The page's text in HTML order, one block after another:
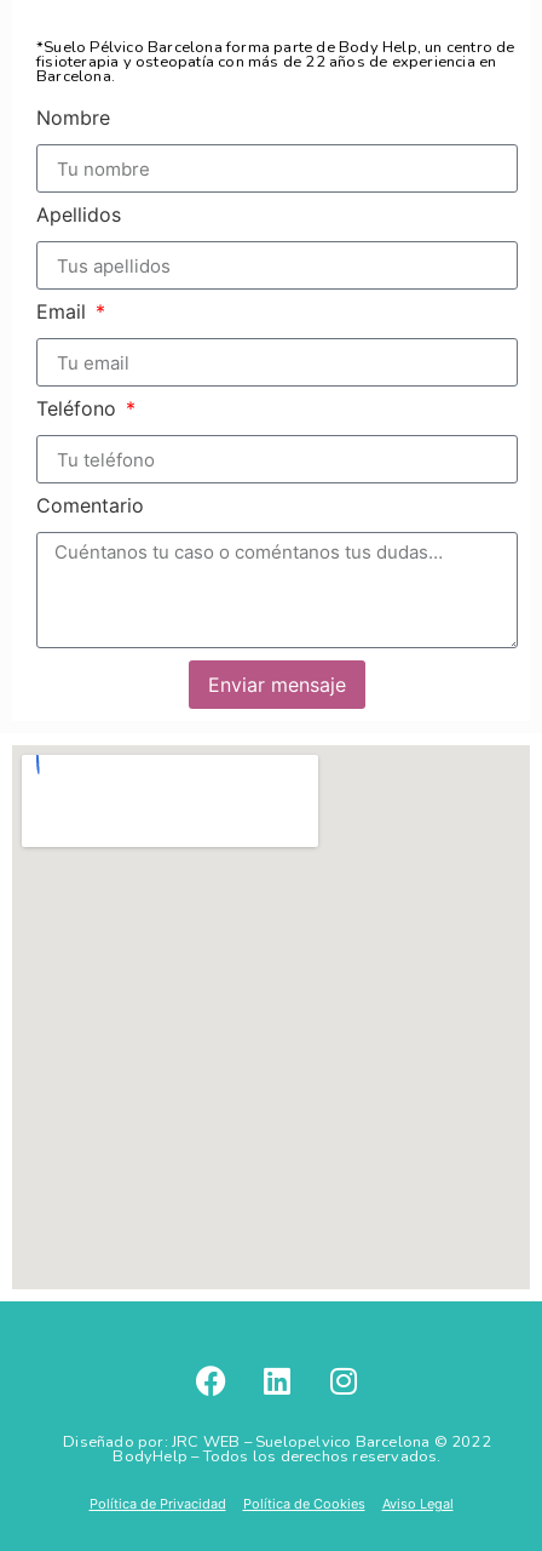
*Suelo Pélvico Barcelona forma parte de Body Help, un centro de
fisioterapia y osteopatía con más de 22 años de experiencia en
Barcelona.
Nombre
Apellidos
Email
Teléfono
Comentario
Enviar mensaje
Diseñado por: JRC WEB – Suelopelvico Barcelona © 2022
BodyHelp – Todos los derechos reservados.
Política de Privacidad Política de Cookies Aviso Legal